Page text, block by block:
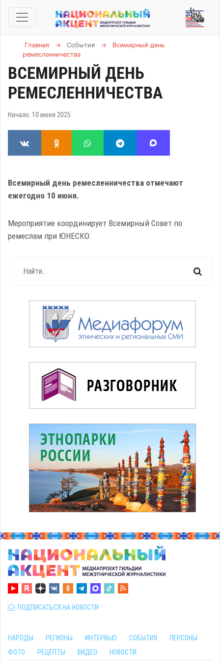
Главная → События →
Всемирный день
ремесленничества
ВСЕМИРНЫЙ ДЕНЬ
РЕМЕСЛЕННИЧЕСТВА
Начало: 10 июня 2025
Всемирный день ремесленничества отмечают
ежегодно 10 июня.
Мероприятие координирует Всемирный Совет по
ремеслам при ЮНЕСКО.
ПОДПИСАТЬСЯ НА НОВОСТИ
НАРОДЫ РЕГИОНЫ ИНТЕРВЬЮ СОБЫТИЯ
ПЕРСОНЫ
ФОТО
РЕЦЕПТЫ ВИДЕО НОВОСТИ